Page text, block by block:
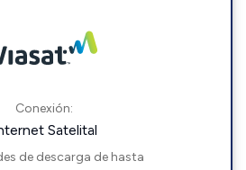
Conexión:
Satelital
de descarga de hasta